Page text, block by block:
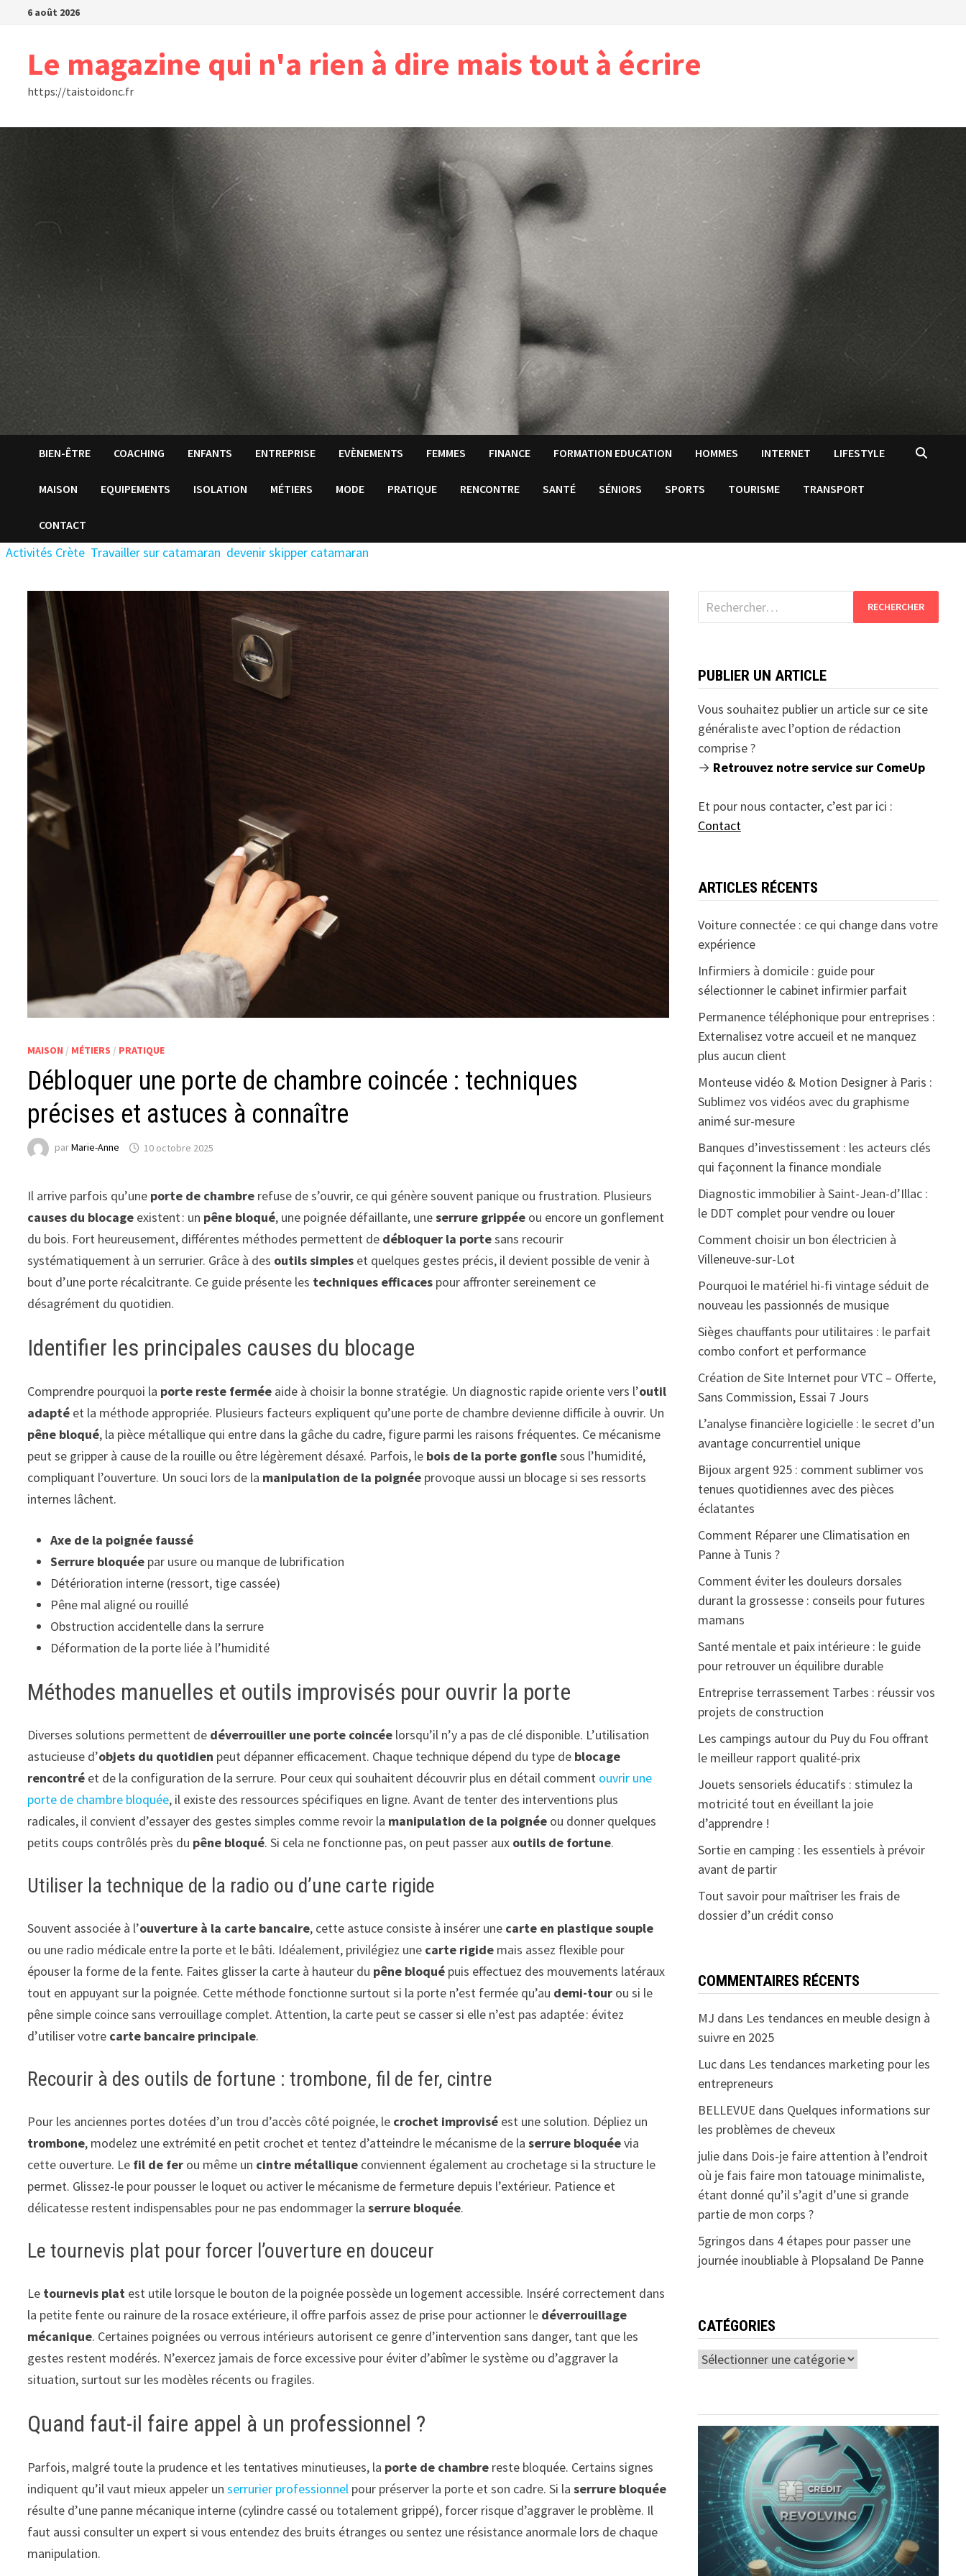
Passer6 août 2026
Le magazine qui n'a rien à dire mais tout à écrire
https://taistoidonc.fr
BIEN-ÊTRE COACHING ENFANTS ENTREPRISE EVÈNEMENTS FEMMES FINANCE FORMATION EDUCATION HOMMES INTERNET LIFESTYLE
MAISON EQUIPEMENTS ISOLATION MÉTIERS MODE PRATIQUE RENCONTRE SANTÉ SÉNIORS SPORTS TOURISME TRANSPORT
CONTACT
Activités Crète Travailler sur catamaran devenir skipper catamaran
MAISON / MÉTIERS / PRATIQUE
Débloquer une porte de chambre coincée : techniques
précises et astuces à connaître
parMarie-Anne 10 octobre 2025
Il arrive parfois qu’une porte de chambre refuse de s’ouvrir, ce qui génère souvent panique ou frustration. Plusieurs
causes du blocage existent : un pêne bloqué, une poignée défaillante, uneserrure grippée ou encore un gonflement
du bois. Fort heureusement, différentes méthodes permettent de débloquer la portesans recourir
systématiquement à un serrurier. Grâce à des outils simples et quelques gestes précis, il devient possible de venir à
bout d’une porte récalcitrante. Ce guide présente les techniques efficaces pour affronter sereinement ce
désagrément du quotidien.
Identifier les principales causes du blocage
Comprendre pourquoi la porte reste fermée aide à choisir la bonne stratégie. Un diagnostic rapide oriente vers l’outil
adapté et la méthode appropriée. Plusieurs facteurs expliquent qu’une porte de chambre devienne difficile à ouvrir. Un
pêne bloqué, la pièce métallique qui entre dans la gâche du cadre, figure parmi les raisons fréquentes. Ce mécanisme
peut se gripper à cause de la rouille ou être légèrement désaxé. Parfois, le bois de la porte gonflesous l’humidité,
compliquant l’ouverture. Un souci lors de la manipulation de la poignée provoque aussi un blocage si ses ressorts
internes lâchent.
Axe de la poignée faussé
Serrure bloquée par usure ou manque de lubrification
Détérioration interne (ressort, tige cassée)
Pêne mal aligné ou rouillé
Obstruction accidentelle dans la serrure
Déformation de la porte liée à l’humidité
Méthodes manuelles et outils improvisés pour ouvrir la porte
Diverses solutions permettent de déverrouiller une porte coincée lorsqu’il n’y a pas de clé disponible. L’utilisation
astucieuse d’objets du quotidien peut dépanner efficacement. Chaque technique dépend du type de blocage
rencontré et de la configuration de la serrure. Pour ceux qui souhaitent découvrir plus en détail comment ouvrir une
porte de chambre bloquée, il existe des ressources spécifiques en ligne. Avant de tenter des interventions plus
radicales, il convient d’essayer des gestes simples comme revoir la manipulation de la poignée ou donner quelques
petits coups contrôlés près du pêne bloqué. Si cela ne fonctionne pas, on peut passer aux outils de fortune.
Utiliser la technique de la radio ou d’une carte rigide
Souvent associée à l’ouverture à la carte bancaire, cette astuce consiste à insérer une carte en plastique souple
ou une radio médicale entre la porte et le bâti. Idéalement, privilégiez une carte rigide mais assez flexible pour
épouser la forme de la fente. Faites glisser la carte à hauteur du pêne bloqué puis effectuez des mouvements latéraux
tout en appuyant sur la poignée. Cette méthode fonctionne surtout si la porte n’est fermée qu’au demi-tour ou si le
pêne simple coince sans verrouillage complet. Attention, la carte peut se casser si elle n’est pas adaptée : évitez
d’utiliser votre carte bancaire principale.
Recourir à des outils de fortune : trombone, fil de fer, cintre
Pour les anciennes portes dotées d’un trou d’accès côté poignée, le crochet improvisé est une solution. Dépliez un
trombone, modelez une extrémité en petit crochet et tentez d’atteindre le mécanisme de laserrure bloquéevia
cette ouverture. Le fil de fer ou même un cintre métallique conviennent également au crochetage si la structure le
permet. Glissez-le pour pousser le loquet ou activer le mécanisme de fermeture depuis l’extérieur. Patience et
délicatesse restent indispensables pour ne pas endommager laserrure bloquée.
Le tournevis plat pour forcer l’ouverture en douceur
Le tournevis plat est utile lorsque le bouton de la poignée possède un logement accessible. Inséré correctement dans
la petite fente ou rainure de la rosace extérieure, il offre parfois assez de prise pour actionner le déverrouillage
mécanique. Certaines poignées ou verrous intérieurs autorisent ce genre d’intervention sans danger, tant que les
gestes restent modérés. N’exercez jamais de force excessive pour éviter d’abîmer le système ou d’aggraver la
situation, surtout sur les modèles récents ou fragiles.
Quand faut-il faire appel à un professionnel ?
Parfois, malgré toute la prudence et les tentatives minutieuses, la porte de chambre reste bloquée. Certains signes
indiquent qu’il vaut mieux appeler unserrurier professionnel pour préserver la porte et son cadre. Si laserrure bloquée
résulte d’une panne mécanique interne (cylindre cassé ou totalement grippé), forcer risque d’aggraver le problème. Il
faut aussi consulter un expert si vous entendez des bruits étranges ou sentez une résistance anormale lors de chaque
manipulation.
Rechercher :
PUBLIER UN ARTICLE
Vous souhaitez publier un article sur ce site
généraliste avec l’option de rédaction
comprise ?
→ Retrouvez notre service sur ComeUp
Et pour nous contacter, c’est par ici :
Contact
ARTICLES RÉCENTS
Voiture connectée : ce qui change dans votre
expérience
Infirmiers à domicile : guide pour
sélectionner le cabinet infirmier parfait
Permanence téléphonique pour entreprises :
Externalisez votre accueil et ne manquez
plus aucun client
Monteuse vidéo & Motion Designer à Paris :
Sublimez vos vidéos avec du graphisme
animé sur-mesure
Banques d’investissement : les acteurs clés
qui façonnent la finance mondiale
Diagnostic immobilier à Saint-Jean-d’Illac :
le DDT complet pour vendre ou louer
Comment choisir un bon électricien à
Villeneuve-sur-Lot
Pourquoi le matériel hi-fi vintage séduit de
nouveau les passionnés de musique
Sièges chauffants pour utilitaires : le parfait
combo confort et performance
Création de Site Internet pour VTC – Offerte,
Sans Commission, Essai 7 Jours
L’analyse financière logicielle : le secret d’un
avantage concurrentiel unique
Bijoux argent 925 : comment sublimer vos
tenues quotidiennes avec des pièces
éclatantes
Comment Réparer une Climatisation en
Panne à Tunis ?
Comment éviter les douleurs dorsales
durant la grossesse : conseils pour futures
mamans
Santé mentale et paix intérieure : le guide
pour retrouver un équilibre durable
Entreprise terrassement Tarbes : réussir vos
projets de construction
Les campings autour du Puy du Fou offrant
le meilleur rapport qualité-prix
Jouets sensoriels éducatifs : stimulez la
motricité tout en éveillant la joie
d’apprendre !
Sortie en camping : les essentiels à prévoir
avant de partir
Tout savoir pour maîtriser les frais de
dossier d’un crédit conso
COMMENTAIRES RÉCENTS
MJ dans Les tendances en meuble design à
suivre en 2025
Lucdans Les tendances marketing pour les
entrepreneurs
BELLEVUE dans Quelques informations sur
les problèmes de cheveux
juliedans Dois-je faire attention à l’endroit
où je fais faire mon tatouage minimaliste,
étant donné qu’il s’agit d’une si grande
partie de mon corps ?
5gringos dans 4 étapes pour passer une
journée inoubliable à Plopsaland De Panne
CATÉGORIES
Catégories